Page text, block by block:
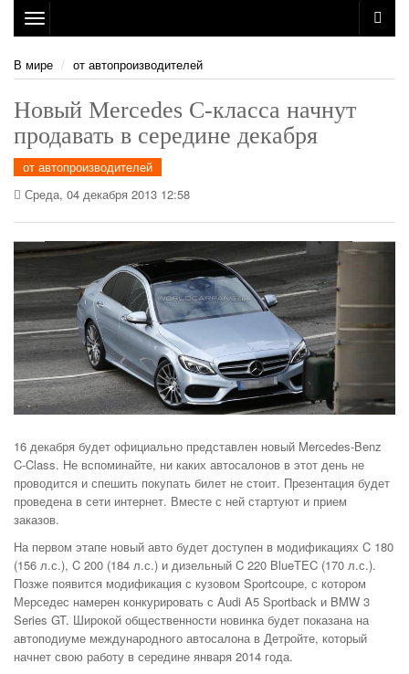
Toggle
navigation
В мире
от автопроизводителей
Новый Mercedes C-класса начнут
продавать в середине декабря
от автопроизводителей
Среда, 04 декабря 2013 12:58
16 декабря будет официально представлен новый Mercedes-Benz
C-Class. Не вспоминайте, ни каких автосалонов в этот день не
проводится и спешить покупать билет не стоит. Презентация будет
проведена в сети интернет. Вместе с ней стартуют и прием
заказов.
На первом этапе новый авто будет доступен в модификациях C 180
(156 л.с.), C 200 (184 л.с.) и дизельный C 220 BlueTEC (170 л.с.).
Позже появится модификация с кузовом Sportcoupe, с котором
Мерседес намерен конкурировать с Audi A5 Sportback и BMW 3
Series GT. Широкой общественности новинка будет показана на
автоподиуме международного автосалона в Детройте, который
начнет свою работу в середине января 2014 года.